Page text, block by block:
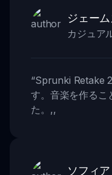
ジェー
カジュア
“Sprunki Retake
す。音楽を作るこ
た。 ,,
ソフィア